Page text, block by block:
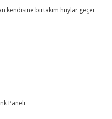
kendisine birtakım huylar geçer